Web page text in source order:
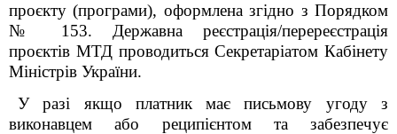
проєкту (програми), оформлена згідно з Порядком
№ 153. Державна реєстрація/перереєстрація
проєктів МТД проводиться Секретаріатом Кабінету
Міністрів України.
У разі якщо платник має письмову угоду з
виконавцем або реципієнтом та забезпечує